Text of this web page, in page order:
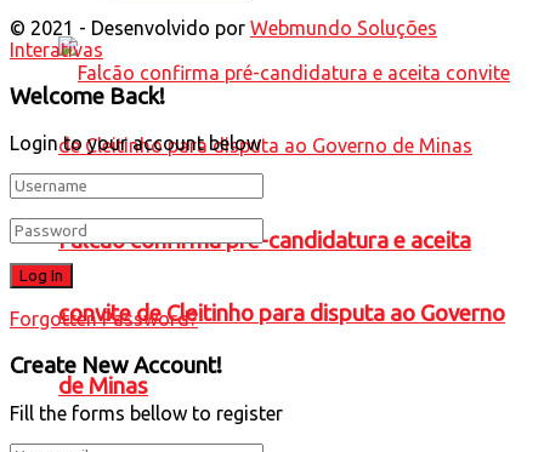
Falcão confirma pré-candidatura e aceita
convite de Cleitinho para disputa ao Governo
de Minas
© 2021 - Desenvolvido por Webmundo Soluções
Interativas
Welcome Back!
Login to your account below
Forgotten Password?
Create New Account!
Fill the forms bellow to register